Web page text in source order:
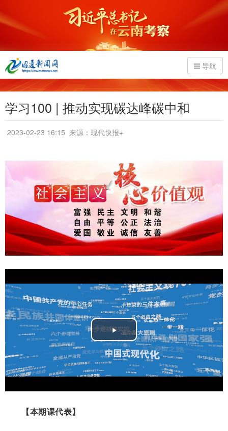
导航
学习100 | 推动实现碳达峰碳中和
2023-02-23 16:15 来源：现代快报+
Play
Video
【本期课代表】